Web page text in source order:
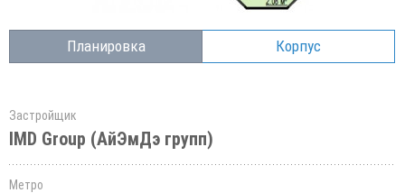
Планировка Корпус
Застройщик
IMD Group (АйЭмДэ групп)
Метро